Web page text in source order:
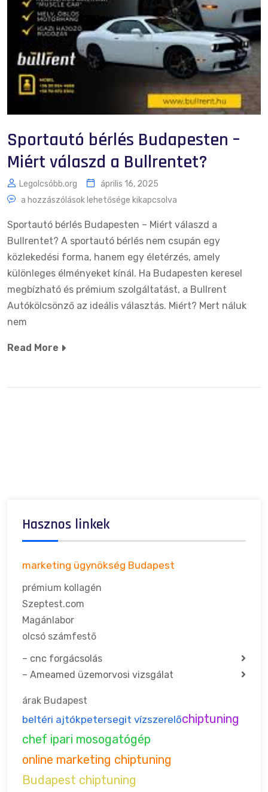
Sportautó bérlés Budapesten –
Miért válaszd a Bullrentet?
Legolcsóbb.org
április 16, 2025
a hozzászólások lehetősége kikapcsolva
Sportautó bérlés Budapesten – Miért válaszd a
Bullrentet? A sportautó bérlés nem csupán egy
közlekedési forma, hanem egy életérzés, amely
különleges élményeket kínál. Ha Budapesten keresel
megbízható és prémium szolgáltatást, a Bullrent
Autókölcsönző az ideális választás. Miért? Mert náluk
nem
Read More
Hasznos linkek
marketing ügynökség Budapest
prémium kollagén
Szeptest.com
Magánlabor
olcsó számfestő
– cnc forgácsolás
– Ameamed üzemorvosi vizsgálat
árak Budapest
beltéri ajtókpetersegit vízszerelőchiptuning
chef ipari mosogatógép
online marketing chiptuning
Budapest chiptuning